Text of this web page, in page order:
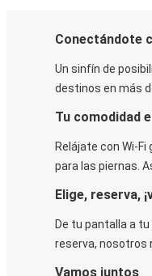
Conectándote
Un sinfín de
destinos en más
Tu comodidad
Relájate con Wi-
para las piernas.
Elige, reserva,
De tu pantalla a
reserva, nosotros
Vamos juntos